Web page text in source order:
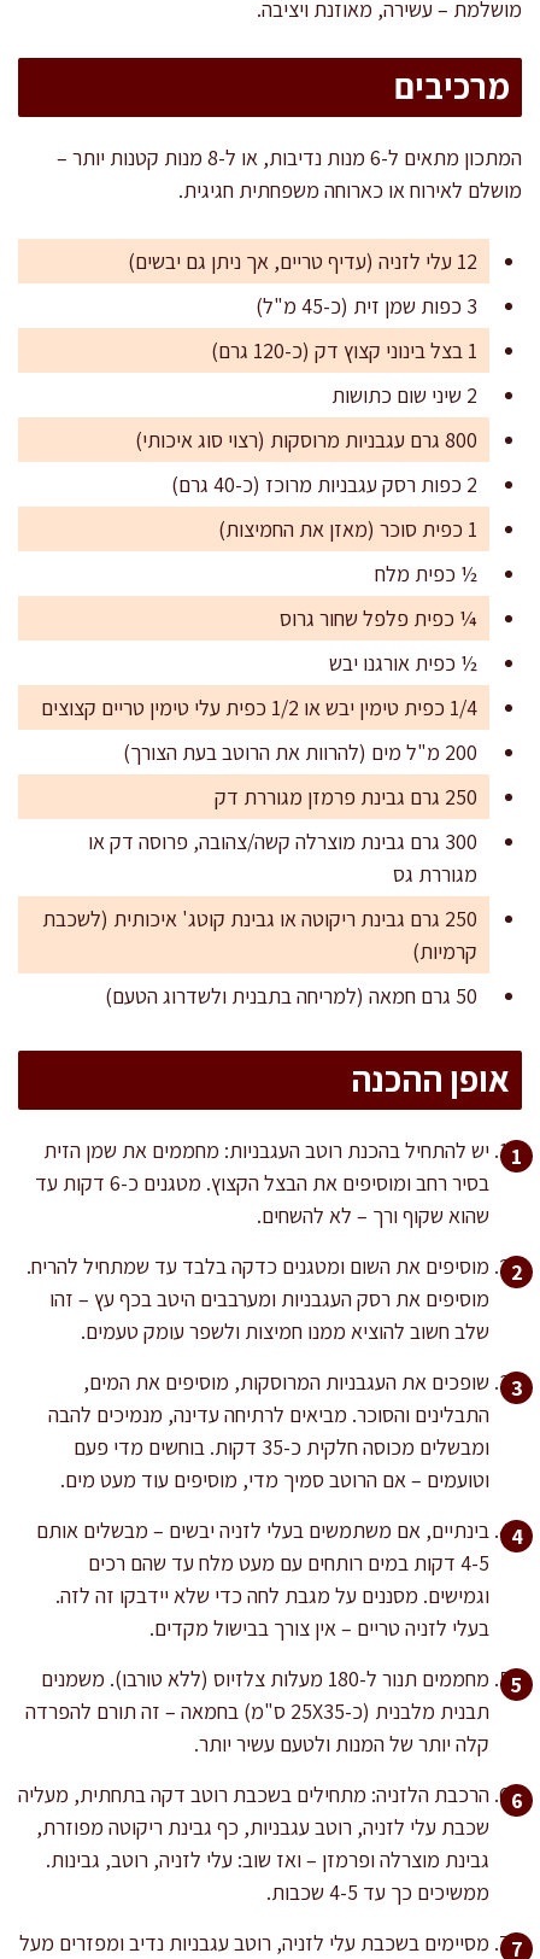
מושלמת – עשירה, מאוזנת ויציבה.
מרכיבים
המתכון מתאים ל-6 מנות נדיבות, או ל-8 מנות קטנות יותר –
מושלם לאירוח או כארוחה משפחתית חגיגית.
12 עלי לזניה (עדיף טריים, אך ניתן גם יבשים)
3 כפות שמן זית (כ-45 מ"ל)
1 בצל בינוני קצוץ דק (כ-120 גרם)
2 שיני שום כתושות
800 גרם עגבניות מרוסקות (רצוי סוג איכותי)
2 כפות רסק עגבניות מרוכז (כ-40 גרם)
1 כפית סוכר (מאזן את החמיצות)
½ כפית מלח
¼ כפית פלפל שחור גרוס
½ כפית אורגנו יבש
1/4 כפית טימין יבש או 1/2 כפית עלי טימין טריים קצוצים
200 מ"ל מים (להרוות את הרוטב בעת הצורך)
250 גרם גבינת פרמזן מגוררת דק
300 גרם גבינת מוצרלה קשה/צהובה, פרוסה דק או
מגוררת גס
250 גרם גבינת ריקוטה או גבינת קוטג' איכותית (לשכבת
קרמיות)
50 גרם חמאה (למריחה בתבנית ולשדרוג הטעם)
אופן ההכנה
יש להתחיל בהכנת רוטב העגבניות: מחממים את שמן הזית
בסיר רחב ומוסיפים את הבצל הקצוץ. מטגנים כ-6 דקות עד
שהוא שקוף ורך – לא להשחים.
מוסיפים את השום ומטגנים כדקה בלבד עד שמתחיל להריח.
מוסיפים את רסק העגבניות ומערבבים היטב בכף עץ – זהו
שלב חשוב להוציא ממנו חמיצות ולשפר עומק טעמים.
שופכים את העגבניות המרוסקות, מוסיפים את המים,
התבלינים והסוכר. מביאים לרתיחה עדינה, מנמיכים להבה
ומבשלים מכוסה חלקית כ-35 דקות. בוחשים מדי פעם
וטועמים – אם הרוטב סמיך מדי, מוסיפים עוד מעט מים.
בינתיים, אם משתמשים בעלי לזניה יבשים – מבשלים אותם
4-5 דקות במים רותחים עם מעט מלח עד שהם רכים
וגמישים. מסננים על מגבת לחה כדי שלא יידבקו זה לזה.
בעלי לזניה טריים – אין צורך בבישול מקדים.
מחממים תנור ל-180 מעלות צלזיוס (ללא טורבו). משמנים
תבנית מלבנית (כ-25X35 ס"מ) בחמאה – זה תורם להפרדה
קלה יותר של המנות ולטעם עשיר יותר.
הרכבת הלזניה: מתחילים בשכבת רוטב דקה בתחתית, מעליה
שכבת עלי לזניה, רוטב עגבניות, כף גבינת ריקוטה מפוזרת,
גבינת מוצרלה ופרמזן – ואז שוב: עלי לזניה, רוטב, גבינות.
ממשיכים כך עד 4-5 שכבות.
מסיימים בשכבת עלי לזניה, רוטב עגבניות נדיב ומפזרים מעל